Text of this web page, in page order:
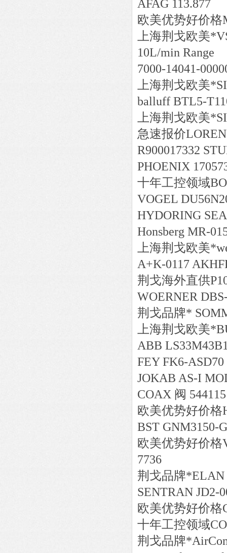
AFAG 113.877
欧美优势好价格
上海荆戈欧美*
10L/min Range
7000-14041-
上海荆戈欧美*
balluff BTL5-
上海荆戈欧美*
急速报价
R900017332
PHOENIX
十年工控领域
VOGEL
HYDORING
Honsberg MR-
上海荆戈欧美*
A+K-0117
荆戈海外直供
WOERNER
荆戈品牌*
上海荆戈欧美*
ABB
FEY FK6-ASD70
JOKAB AS-I
COAX 阀 544115
欧美优势好价格
BST GNM3150-
欧美优势好价格
7736
荆戈品牌*ELAN
SENTRAN JD2-
欧美优势好价格
十年工控领域
荆戈品牌*